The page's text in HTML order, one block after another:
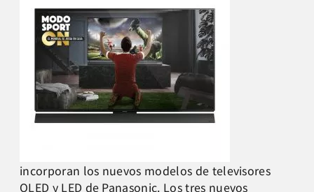
incorporan los nuevos modelos de televisores
OLED y LED de Panasonic. Los tres nuevos